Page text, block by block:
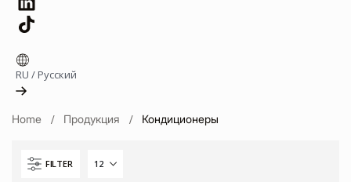
RU /Русский
Home Продукция Кондиционеры
FILTER